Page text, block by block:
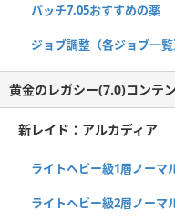
パッチ7.05おすすめの薬
ジョブ調整（各ジョブ一覧
黄金のレガシー(7.0)コンテ
新レイド：アルカディア
ライトヘビー級1層ノーマ
ライトヘビー級2層ノーマ